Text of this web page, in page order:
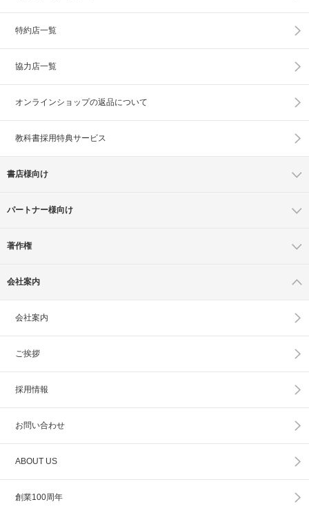
特約店一覧
協力店一覧
オンラインショップの返品について
教科書採用特典サービス
書店様向け
パートナー様向け
著作権
会社案内
会社案内
ご挨拶
採用情報
お問い合わせ
ABOUT US
創業100周年